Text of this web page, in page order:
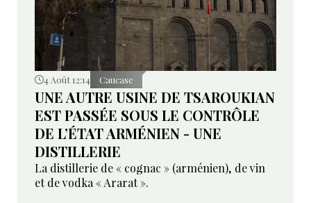
4 Août 12:14 Caucase
UNE AUTRE USINE DE TSAROUKIAN
EST PASSÉE SOUS LE CONTRÔLE
DE L’ÉTAT ARMÉNIEN - UNE
DISTILLERIE
La distillerie de « cognac » (arménien), de vin
et de vodka « Ararat ».